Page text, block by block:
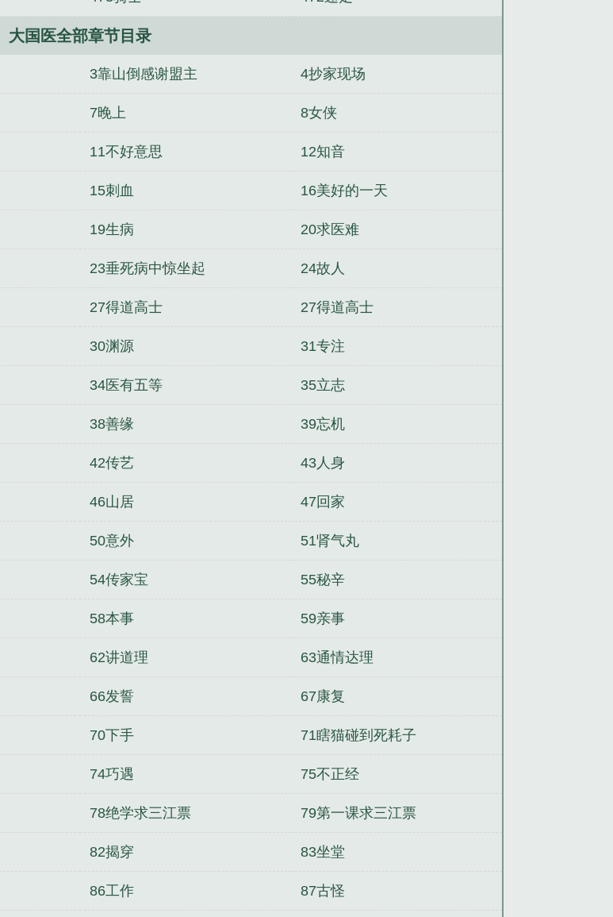
大国医全部章节目录
3靠山倒感谢盟主 4抄家现场
7晚上 8女侠
11不好意思 12知音
15刺血 16美好的一天
19生病 20求医难
23垂死病中惊坐起 24故人
27得道高士 27得道高士
30渊源 31专注
34医有五等 35立志
38善缘 39忘机
42传艺 43人身
46山居 47回家
50意外 51肾气丸
54传家宝 55秘辛
58本事 59亲事
62讲道理 63通情达理
66发誓 67康复
70下手 71瞎猫碰到死耗子
74巧遇 75不正经
78绝学求三江票 79第一课求三江票
82揭穿 83坐堂
86工作 87古怪